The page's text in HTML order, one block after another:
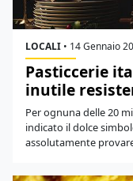
LOCALI • 14 Gennaio
Pasticcerie
inutile
Per ognuna delle 20
indicato il dolce
assolutamente